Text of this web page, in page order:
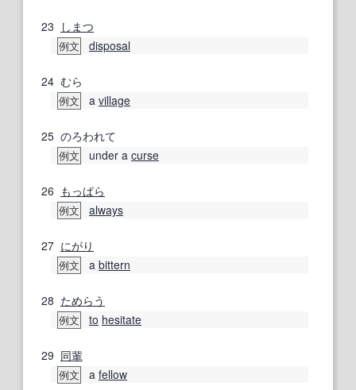
23 しまつ
例文 disposal
24 むら
例文 a village
25 のろわれて
例文 under a curse
26 もっぱら
例文 always
27 にがり
例文 a bittern
28 ためらう
例文 to hesitate
29 同輩
例文 a fellow